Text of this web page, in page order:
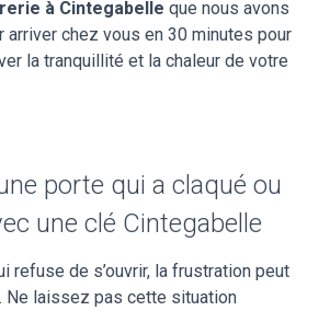
à Cintegabelle que nous avons
chez vous en 30 minutes pour
la tranquillité et la chaleur de votre
porte qui a claqué ou
une clé Cintegabelle
refuse de s’ouvrir, la frustration peut
Ne laissez pas cette situation